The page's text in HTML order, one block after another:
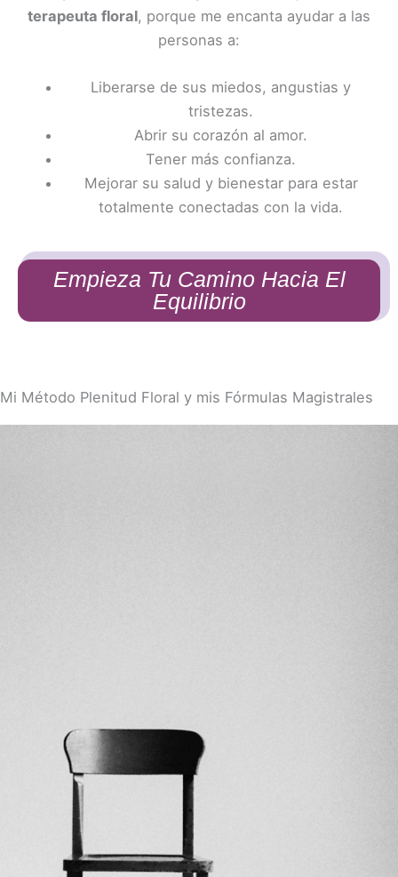
terapeuta floral, porque me encanta ayudar a las
personas a:
Liberarse de sus miedos, angustias y
tristezas.
Abrir su corazón al amor.
Tener más confianza.
Mejorar su salud y bienestar para estar
totalmente conectadas con la vida.
Empieza Tu Camino Hacia El
Equilibrio
Mi Método Plenitud Floral y mis Fórmulas Magistrales